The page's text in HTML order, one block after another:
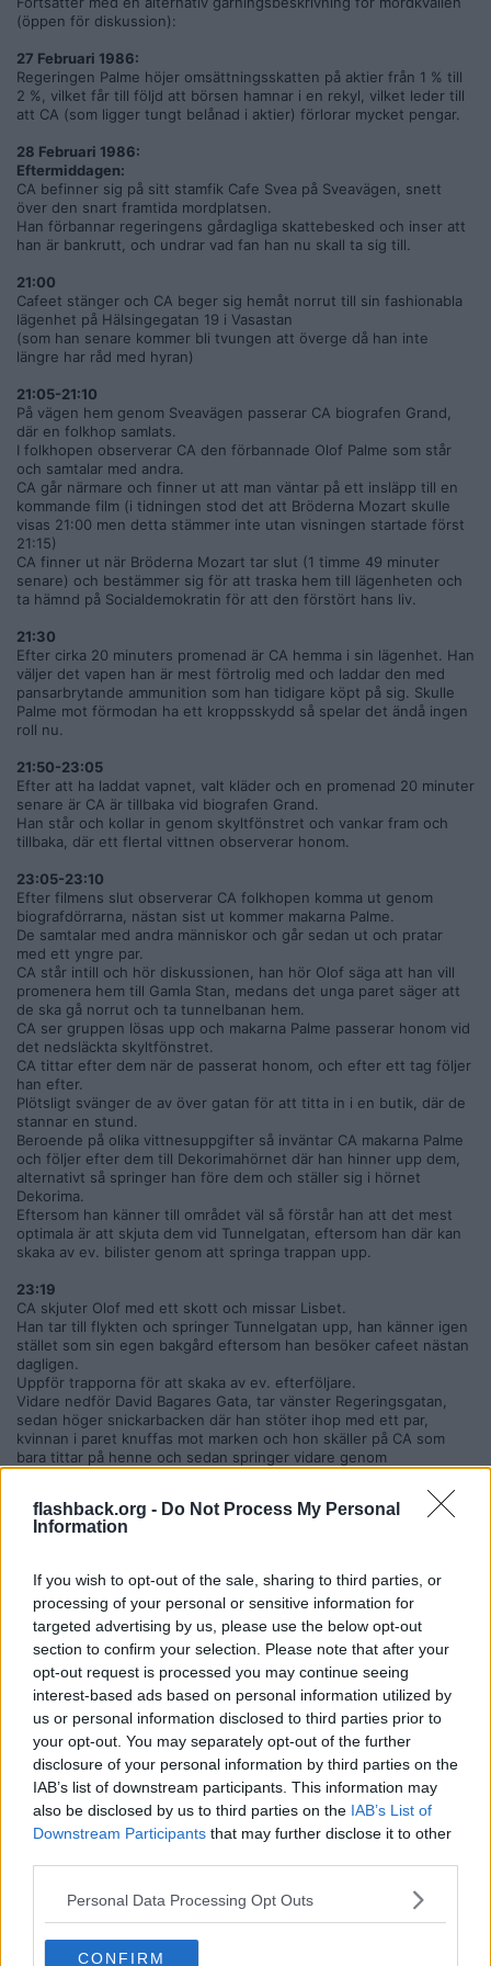
flashback.org - Do Not Process My Personal
Information
If you wish to opt-out of the sale, sharing to third parties, or
processing of your personal or sensitive information for
targeted advertising by us, please use the below opt-out
section to confirm your selection. Please note that after your
opt-out request is processed you may continue seeing
interest-based ads based on personal information utilized by
us or personal information disclosed to third parties prior to
your opt-out. You may separately opt-out of the further
disclosure of your personal information by third parties on the
IAB’s list of downstream participants. This information may
also be disclosed by us to third parties on the IAB’s List of
Downstream Participants that may further disclose it to other
Personal Data Processing Opt Outs
CONFIRM
*Anhöriga kunde inte diskutera Palme, det "låste sig" för
honom.
*Dömd för misshandel av grannens hund.
*Asocial, inga vänner, ingen partner.
lägenhet i Augusti 2008.
Varsågod att diskutera fallet vidare...
(öppen för diskussion):
27 Februari 1986:
Regeringen Palme höjer omsättningsskatten på aktier från 1 % till
2 %, vilket får till följd att börsen hamnar i en rekyl, vilket leder till
att CA (som ligger tungt belånad i aktier) förlorar mycket pengar.
28 Februari 1986:
Eftermiddagen:
CA befinner sig på sitt stamfik Cafe Svea på Sveavägen, snett
över den snart framtida mordplatsen.
Han förbannar regeringens gårdagliga skattebesked och inser att
han är bankrutt, och undrar vad fan han nu skall ta sig till.
21:00
Cafeet stänger och CA beger sig hemåt norrut till sin fashionabla
lägenhet på Hälsingegatan 19 i Vasastan
(som han senare kommer bli tvungen att överge då han inte
längre har råd med hyran)
21:05-21:10
På vägen hem genom Sveavägen passerar CA biografen Grand,
där en folkhop samlats.
I folkhopen observerar CA den förbannade Olof Palme som står
och samtalar med andra.
CA går närmare och finner ut att man väntar på ett insläpp till en
kommande film (i tidningen stod det att Bröderna Mozart skulle
visas 21:00 men detta stämmer inte utan visningen startade först
21:15)
CA finner ut när Bröderna Mozart tar slut (1 timme 49 minuter
senare) och bestämmer sig för att traska hem till lägenheten och
ta hämnd på Socialdemokratin för att den förstört hans liv.
21:30
Efter cirka 20 minuters promenad är CA hemma i sin lägenhet. Han
väljer det vapen han är mest förtrolig med och laddar den med
pansarbrytande ammunition som han tidigare köpt på sig. Skulle
Palme mot förmodan ha ett kroppsskydd så spelar det ändå ingen
roll nu.
21:50-23:05
Efter att ha laddat vapnet, valt kläder och en promenad 20 minuter
senare är CA är tillbaka vid biografen Grand.
Han står och kollar in genom skyltfönstret och vankar fram och
tillbaka, där ett flertal vittnen observerar honom.
23:05-23:10
Efter filmens slut observerar CA folkhopen komma ut genom
biografdörrarna, nästan sist ut kommer makarna Palme.
De samtalar med andra människor och går sedan ut och pratar
med ett yngre par.
CA står intill och hör diskussionen, han hör Olof säga att han vill
promenera hem till Gamla Stan, medans det unga paret säger att
de ska gå norrut och ta tunnelbanan hem.
CA ser gruppen lösas upp och makarna Palme passerar honom vid
det nedsläckta skyltfönstret.
CA tittar efter dem när de passerat honom, och efter ett tag följer
han efter.
Plötsligt svänger de av över gatan för att titta in i en butik, där de
stannar en stund.
Beroende på olika vittnesuppgifter så inväntar CA makarna Palme
och följer efter dem till Dekorimahörnet där han hinner upp dem,
alternativt så springer han före dem och ställer sig i hörnet
Dekorima.
Eftersom han känner till området väl så förstår han att det mest
optimala är att skjuta dem vid Tunnelgatan, eftersom han där kan
skaka av ev. bilister genom att springa trappan upp.
23:19
CA skjuter Olof med ett skott och missar Lisbet.
Han tar till flykten och springer Tunnelgatan upp, han känner igen
stället som sin egen bakgård eftersom han besöker cafeet nästan
dagligen.
Uppför trapporna för att skaka av ev. efterföljare.
Vidare nedför David Bagares Gata, tar vänster Regeringsgatan,
sedan höger snickarbacken där han stöter ihop med ett par,
kvinnan i paret knuffas mot marken och hon skäller på CA som
bara tittar på henne och sedan springer vidare genom
Här möter han två vittnen och skyler ansiktet för dem när han
passerar.
(alternativt tar vänster vid någon av sidogatorna och sicksackar sig
fram till Hälsingegatan)
23:30-23:45
CA ankommer lägenheten i Vasastan.
__________________
Senast redigerad av kato85 2020-03-05 kl. 00:54.
2020-03-05, 00:43 #
kato85
Medlem
Reg: Sep 2005
Citat:
Ursprungligen postat avTrollfeeder
Christer Andersson, även känd som Christer H, är den som
stämmer bäst in som gärningsman om man ska tro på teorin
om den ensamma galningen. Vi får se vad nuvarande
utredningsgrupp grävt fram, dom ska ju presentera något
snart, men tills det framkommer något konkrent är Christer